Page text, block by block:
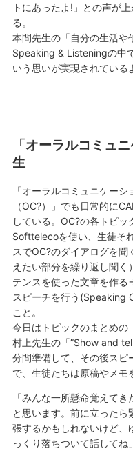
トにあったよ!」との声が上
る。
本間先生の「自分の生活や
Speaking & Listeningの中
いう思いが実現されている
「オーラルコミュ
生
「オーラルコミュニケーシ
（OC?）」でも日常的に
している。OC?の各トピッ
Softtelecoを使い、生徒そ
スでOC?のダイアログを聞
えたい部分を繰り返し聞
テンスを使った文章を作
スピーチを行う(Speaking
こと。
今日はトピックのまとめの
村上先生の「”Show and
分間準備して、その後スピ
で、生徒たちは原稿やメモ
「みんな一所懸命覚えてき
と思います。前に立ったら
張するかもしれないけど、
っくり落ちついて話してね」